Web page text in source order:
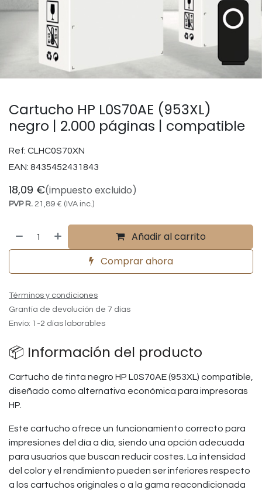
Cartucho HP L0S70AE (953XL)
negro | 2.000 páginas | compatible
Ref: CLHC0S70XN
EAN: 8435452431843
18,09 €(impuesto excluido)
PVP R. 21,89 € (IVA inc.)
Añadir al carrito
Comprar ahora
Términos y condiciones
Grantía de devolución de 7 días
Envío: 1-2 días laborables
📦 Información del producto
Cartucho de tinta negro HP L0S70AE (953XL) compatible,
diseñado como alternativa económica para impresoras
HP.
Este cartucho ofrece un funcionamiento correcto para
impresiones del día a día, siendo una opción adecuada
para usuarios que buscan reducir costes. La intensidad
del color y el rendimiento pueden ser inferiores respecto
a los cartuchos originales o a la gama reacondicionada